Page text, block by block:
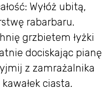
Wyłóż ubitą,
rabarbaru.
grzbietem łyżki
dociskając pianę
z zamrażalnika
ciasta.